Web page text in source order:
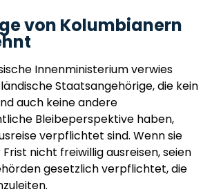
von Kolumbianern
Innenministerium verwies
Staatsangehörige, die kein
auch keine andere
Bleibeperspektive haben,
verpflichtet sind. Wenn sie
nicht freiwillig ausreisen, seien
gesetzlich verpflichtet, die